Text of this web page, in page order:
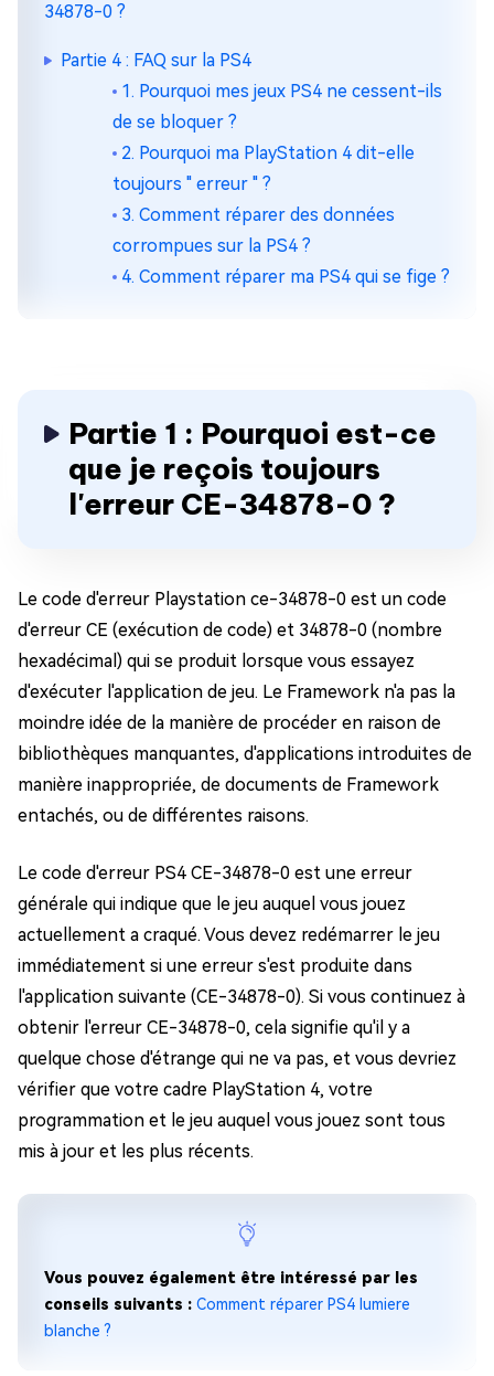
34878-0 ?
Partie 4 : FAQ sur la PS4
1. Pourquoi mes jeux PS4 ne cessent-ils
de se bloquer ?
2. Pourquoi ma PlayStation 4 dit-elle
toujours " erreur " ?
3. Comment réparer des données
corrompues sur la PS4 ?
4. Comment réparer ma PS4 qui se fige ?
Partie 1 : Pourquoi est-ce
que je reçois toujours
l'erreur CE-34878-0 ?
Le code d'erreur Playstation ce-34878-0 est un code
d'erreur CE (exécution de code) et 34878-0 (nombre
hexadécimal) qui se produit lorsque vous essayez
d'exécuter l'application de jeu. Le Framework n'a pas la
moindre idée de la manière de procéder en raison de
bibliothèques manquantes, d'applications introduites de
manière inappropriée, de documents de Framework
entachés, ou de différentes raisons.
Le code d'erreur PS4 CE-34878-0 est une erreur
générale qui indique que le jeu auquel vous jouez
actuellement a craqué. Vous devez redémarrer le jeu
immédiatement si une erreur s'est produite dans
l'application suivante (CE-34878-0). Si vous continuez à
obtenir l'erreur CE-34878-0, cela signifie qu'il y a
quelque chose d'étrange qui ne va pas, et vous devriez
vérifier que votre cadre PlayStation 4, votre
programmation et le jeu auquel vous jouez sont tous
mis à jour et les plus récents.
Vous pouvez également être intéressé par les
conseils suivants : Comment réparer PS4 lumiere
blanche ?